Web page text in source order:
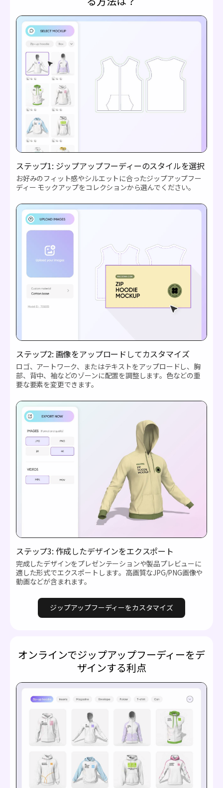
ステップ1: ジップアップフーディーのスタイルを選択
お好みのフィット感やシルエットに合ったジップアップフー
ディー モックアップをコレクションから選んでください。
ステップ2: 画像をアップロードしてカスタマイズ
ロゴ、アートワーク、またはテキストをアップロードし、胸
部、背中、袖などのゾーンに配置を調整します。色などの重
要な要素を変更できます。
ステップ3: 作成したデザインをエクスポート
完成したデザインをプレゼンテーションや製品プレビューに
適した形式でエクスポートします。高画質なJPG/PNG画像や
動画などが含まれます。
ジップアップフーディーをカスタマイズ
オンラインでジップアップフーディーをデ
ザインする利点